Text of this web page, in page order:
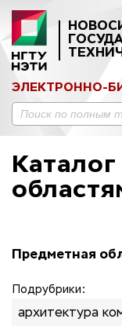
ЭЛЕКТРОННО-
Предметная
Подрубрики:
архитектура